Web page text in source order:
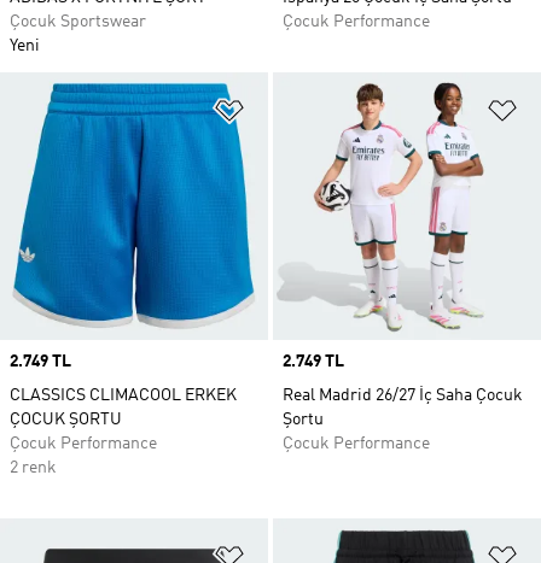
Çocuk Sportswear
Yeni
Çocuk Performance
Favori Listesine Ekle
Price
2.749 TL
CLASSICS CLIMACOOL ERKEK
ÇOCUK ŞORTU
Çocuk Performance
2 renk
Price
2.749 TL
Real Madrid 26/27 İç Saha Çocuk
Şortu
Çocuk Performance
Favori Listesine Ekle